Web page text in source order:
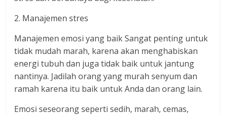
2. Manajemen stres
Manajemen emosi yang baik Sangat penting untuk
tidak mudah marah, karena akan menghabiskan
energi tubuh dan juga tidak baik untuk jantung
nantinya. Jadilah orang yang murah senyum dan
ramah karena itu baik untuk Anda dan orang lain.
Emosi seseorang seperti sedih, marah, cemas,